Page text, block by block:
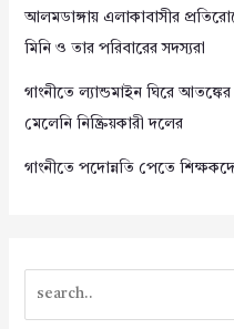
আলমডাঙ্গায় এলাকাবাসীর
মিনি ও তার পরিবারের সদস্যরা
গাংনীতে ল্যান্ডমাইন ঘিরে
মেলেনি নিষ্ক্রিয়কারী দলের
গাংনীতে পদোন্নতি পেতে